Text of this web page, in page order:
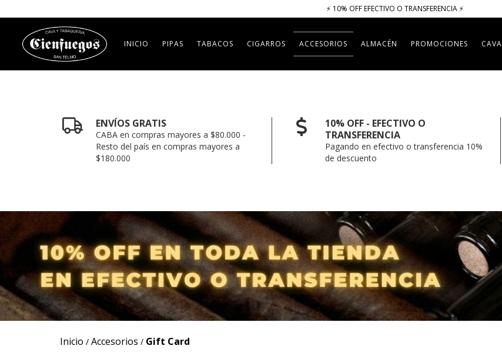
⚡​​​ 10% OFF EFECTIVO O TRANSFERENCIA ⚡​
INICIO PIPAS TABACOS CIGARROS ACCESORIOS ALMACÉN PROMOCIONES CAVA
ENVÍOS GRATIS
CABA en compras mayores a $80.000 -
Resto del país en compras mayores a
$180.000
10% OFF - EFECTIVO O
TRANSFERENCIA
Pagando en efectivo o transferencia 10%
de descuento
Inicio / Accesorios / Gift Card